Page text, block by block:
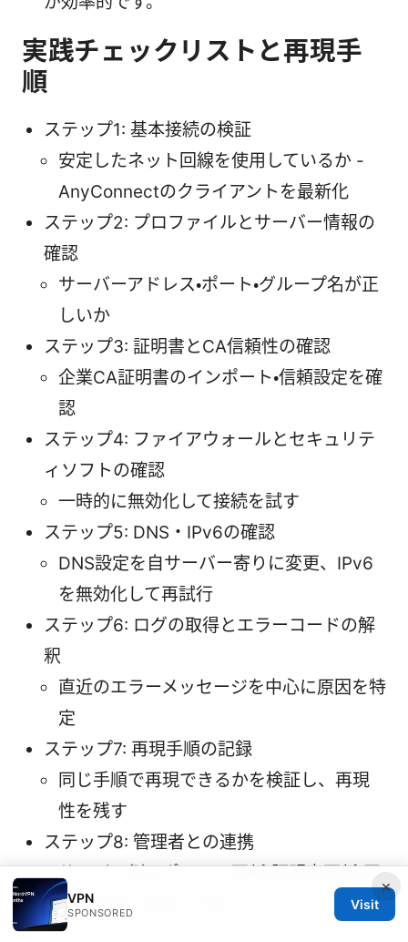
実践チェックリストと再現手
順
ステップ1: 基本接続の検証
安定したネット回線を使用しているか -
AnyConnectのクライアントを最新化
ステップ2: プロファイルとサーバー情報の
確認
サーバーアドレス・ポート・グループ名が正
しいか
ステップ3: 証明書とCA信頼性の確認
企業CA証明書のインポート・信頼設定を確
認
ステップ4: ファイアウォールとセキュリテ
ィソフトの確認
一時的に無効化して接続を試す
ステップ5: DNS・IPv6の確認
DNS設定を自サーバー寄りに変更、IPv6
を無効化して再試行
ステップ6: ログの取得とエラーコードの解
釈
直近のエラーメッセージを中心に原因を特
定
ステップ7: 再現手順の記録
同じ手順で再現できるかを検証し、再現
性を残す
ステップ8: 管理者との連携
サーバー側のポリシー更新・証明書更新・同
時接続数の確認を依頼
×
VPN
SPONSORED
Visit